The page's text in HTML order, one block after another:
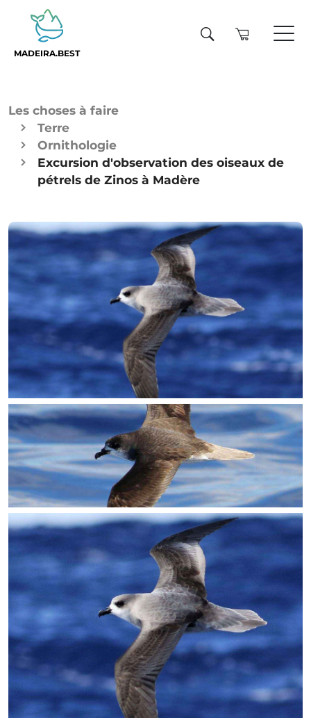
MADEIRA.BEST
Les choses à faire
Terre
Ornithologie
Excursion d'observation des oiseaux de
pétrels de Zinos à Madère